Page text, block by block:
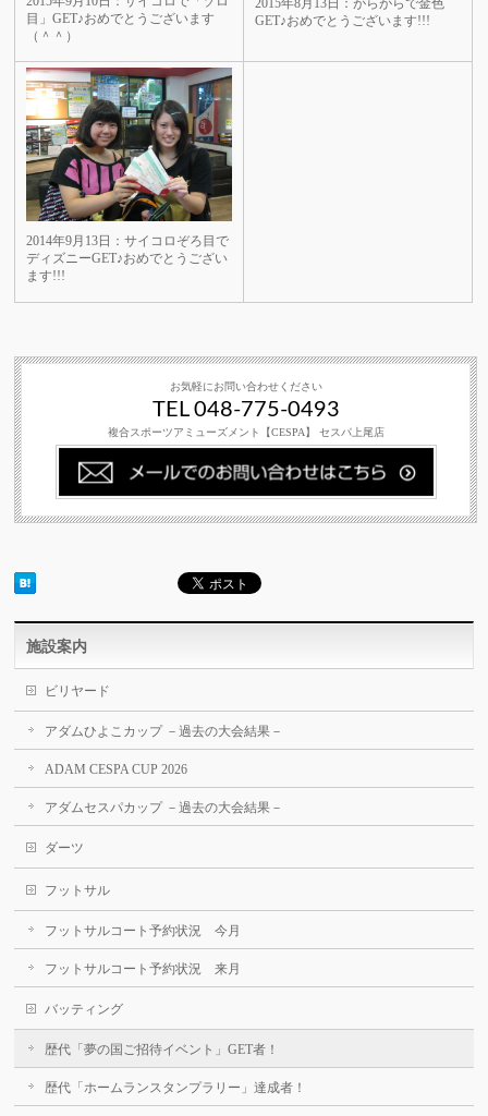
目」GET♪おめでとうございます
（＾＾）
2015年8月13日：がらがらで金色
GET♪おめでとうございます!!!
2014年9月13日：サイコロぞろ目で
ディズニーGET♪おめでとうござい
ます!!!
お気軽にお問い合わせください
TEL 048-775-0493
複合スポーツアミューズメント【CESPA】 セスパ上尾店
施設案内
ビリヤード
アダムひよこカップ －過去の大会結果－
ADAM CESPA CUP 2026
アダムセスパカップ －過去の大会結果－
ダーツ
フットサル
フットサルコート予約状況 今月
フットサルコート予約状況 来月
バッティング
歴代「夢の国ご招待イベント」GET者！
歴代「ホームランスタンプラリー」達成者！